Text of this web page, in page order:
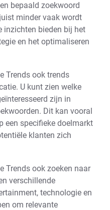
bepaald zoekwoord
minder vaak wordt
inzichten bieden bij het
en het optimaliseren
Trends ook trends
U kunt zien welke
zijn in
Dit kan vooral
een specifieke doelmarkt
klanten zich
Trends ook zoeken naar
verschillende
technologie en
om relevante